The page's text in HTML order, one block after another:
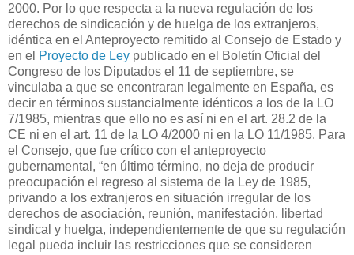
2000. Por lo que respecta a la nueva regulación de los
derechos de sindicación y de huelga de los extranjeros,
idéntica en el Anteproyecto remitido al Consejo de Estado y
en el Proyecto de Ley publicado en el Boletín Oficial del
Congreso de los Diputados el 11 de septiembre, se
vinculaba a que se encontraran legalmente en España, es
decir en términos sustancialmente idénticos a los de la LO
7/1985, mientras que ello no es así ni en el art. 28.2 de la
CE ni en el art. 11 de la LO 4/2000 ni en la LO 11/1985. Para
el Consejo, que fue crítico con el anteproyecto
gubernamental, “en último término, no deja de producir
preocupación el regreso al sistema de la Ley de 1985,
privando a los extranjeros en situación irregular de los
derechos de asociación, reunión, manifestación, libertad
sindical y huelga, independientemente de que su regulación
legal pueda incluir las restricciones que se consideren